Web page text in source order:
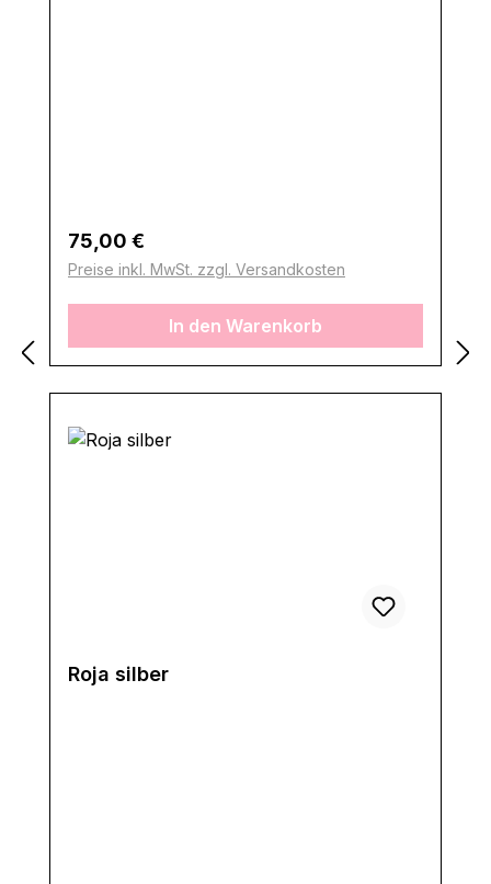
Regulärer Preis:
75,00 €
Preise inkl. MwSt. zzgl. Versandkosten
In den Warenkorb
Roja silber